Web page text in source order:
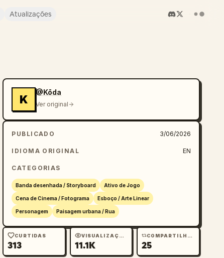
Atualizações
K
@Kōda
Ver original
PUBLICADO 3/06/2026
IDIOMA ORIGINAL EN
CATEGORIAS
Banda desenhada / Storyboard Ativo de Jogo
Cena de Cinema / Fotograma Esboço / Arte Linear
Personagem Paisagem urbana / Rua
CURTIDAS
313
VISUALIZAÇÕES
11.1K
COMPARTILHAMENTOS
25